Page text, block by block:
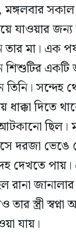
যাওয়ার
মা। এক
শিশুটির
সন্দেহ
ধাক্কা দিতে
ছিল।
দরজা
দেখতে
স্ত্রী
যায়।